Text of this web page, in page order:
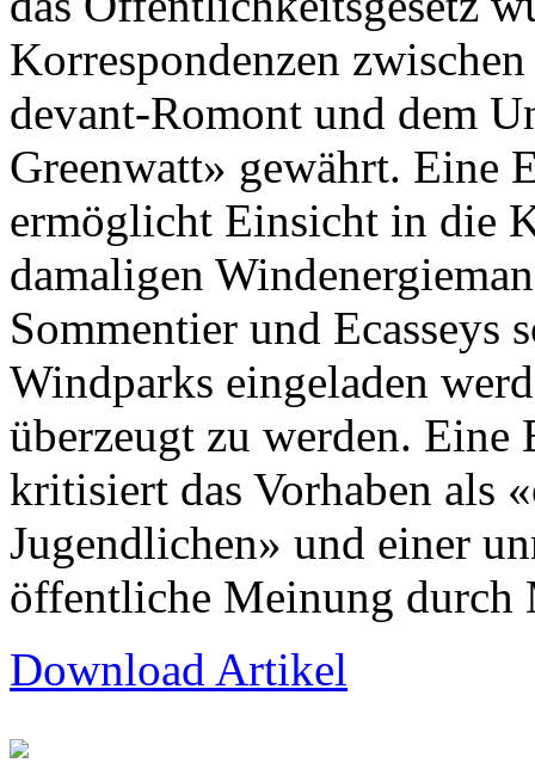
Korrespondenzen
devant-Romont und dem
Greenwatt» gewährt. Eine
ermöglicht Einsicht in die
damaligen
Sommentier und Ecasseys
Windparks eingeladen
überzeugt zu werden.
kritisiert das Vorhaben als
Jugendlichen» und einer
öffentliche Meinung durch
Download Artikel